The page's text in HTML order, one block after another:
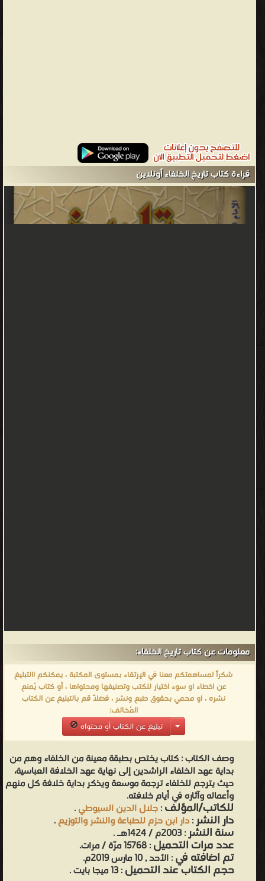
للطباعة والنشر والتوزيع ❝ ❞ مكتبة الآداب ❝ ❞ دار ابن القيم ❝ ❞
مؤسسة الكتب الثقافية ❝ ❞ دار الكتب السلفية ❝ ❞ دار إحياء الكتب
العربية ❝ ❞ دار العقيدة ❝ ❞ مجمع اللغة العربية بدمشق ❝ ❞ دار الكتب
الحديثة ❝ ❞ دار المدني ❝ ❞ دار ابن خلدون ❝ ❞ مكتبة الغرباء ❝ ❞ دائرة
الشؤون الإسلامية والعمل الخيري - حكومة دبي ❝ ❞ مكتبة دار القرآن ❝
❞ مركز البحوث والدراسات ❝ ❞ دار العلم للطباعة والنشر والتوزيع ❝ ❞
قراءة كتاب تاريخ الخلفاء أونلاين
معلومات عن كتاب تاريخ الخلفاء:
شكراً لمساهمتكم معنا في الإرتقاء بمستوى المكتبة ، يمكنكم االتبليغ
عن اخطاء او سوء اختيار للكتب وتصنيفها ومحتواها ، أو كتاب يُمنع
نشره ، او محمي بحقوق طبع ونشر ، فضلاً قم بالتبليغ عن الكتاب
المُخالف:
تبليغ عن الكتاب أو محتواه
وصف الكتاب :كتاب يختص بطبقة معينة من الخلفاء وهم من
بداية عهد الخلفاء الراشدين إلى نهاية عهد الخلافة العباسية،
حيث يترجم للخلفاء ترجمة موسعة ويذكر بداية خلافة كل منهم
وأعماله وآثاره في أيام خلافته.
للكاتب/المؤلف:جلال الدين السيوطي.
دار النشر:دار ابن حزم للطباعة والنشر والتوزيع.
سنة النشر: 2003م / 1424هـ .
عدد مرات التحميل: 15768 مرّة / مرات.
تم اضافته في: الأحد , 10 مارس 2019م.
حجم الكتاب عند التحميل: 13 ميجا بايت .